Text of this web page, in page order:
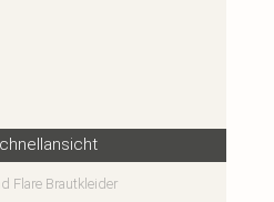
Flare Brautkleider